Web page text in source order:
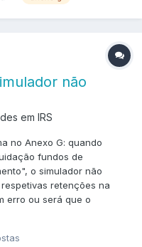
não
em IRS
no Anexo G: quando
fundos de
o simulador não
retenções na
erro ou será que o